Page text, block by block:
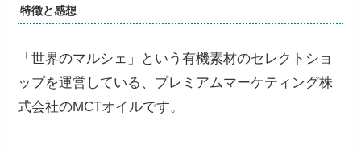
特徴と感想
「世界のマルシェ」という有機素材のセレクトショ
ップを運営している、プレミアムマーケティング株
式会社のMCTオイルです。